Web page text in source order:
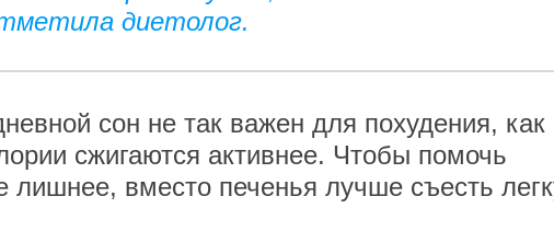
диетолог.
сон не так важен для похудения, как
сжигаются активнее. Чтобы помочь
лишнее, вместо печенья лучше съесть